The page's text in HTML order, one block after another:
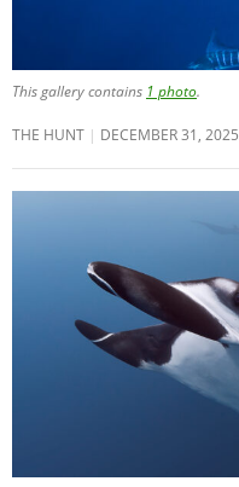
This gallery contains 1 photo.
THE HUNT DECEMBER 31, 2025